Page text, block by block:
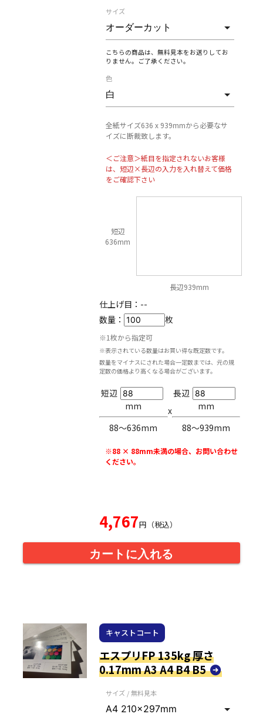
サイズ
こちらの商品は、無料見本をお送りしてお
りません。ご了承ください。
色
全紙サイズ636 x 939mmから必要なサ
イズに断裁致します。
＜ご注意＞紙目を指定されないお客様
は、短辺×長辺の入力を入れ替えて価格
をご確認下さい
短辺
636mm
長辺939mm
仕上げ目： --
数量：
枚
※1枚から指定可
※表示されている数量はお買い得な既定数です。
数量をマイナスにされた場合一定数までは、元の規
定数の価格より高くなる場合がございます。
短辺
mm
88〜636mm
x
長辺
mm
88〜939mm
※88 × 88mm未満の場合、お問い合わせ
ください。
4,767円（税込）
カートに入れる
キャストコート
エスプリFP 135kg 厚さ
0.17mm A3 A4 B4 B5
サイズ / 無料見本